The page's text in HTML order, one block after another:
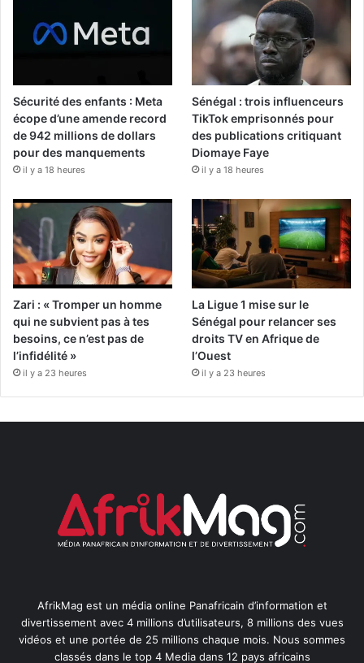
Sécurité des enfants : Meta
écope d’une amende record
de 942 millions de dollars
pour des manquements
il y a 18 heures
Sénégal : trois influenceurs
TikTok emprisonnés pour
des publications critiquant
Diomaye Faye
il y a 18 heures
Zari : « Tromper un homme
qui ne subvient pas à tes
besoins, ce n’est pas de
l’infidélité »
il y a 23 heures
La Ligue 1 mise sur le
Sénégal pour relancer ses
droits TV en Afrique de
l’Ouest
il y a 23 heures
AfrikMag est un média online Panafricain d’information et
divertissement avec 4 millions d’utilisateurs, 8 millions des vues
vidéos et une portée de 25 millions chaque mois. Nous sommes
classés dans le top 4 Media dans 12 pays africains